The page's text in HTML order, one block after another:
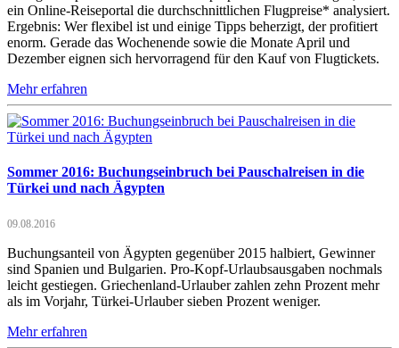
ein Online-Reiseportal die durchschnittlichen Flugpreise* analysiert.
Ergebnis: Wer flexibel ist und einige Tipps beherzigt, der profitiert
enorm. Gerade das Wochenende sowie die Monate April und
Dezember eignen sich hervorragend für den Kauf von Flugtickets.
Mehr erfahren
Sommer 2016: Buchungseinbruch bei Pauschalreisen in die
Türkei und nach Ägypten
09.08.2016
Buchungsanteil von Ägypten gegenüber 2015 halbiert, Gewinner
sind Spanien und Bulgarien. Pro-Kopf-Urlaubsausgaben nochmals
leicht gestiegen. Griechenland-Urlauber zahlen zehn Prozent mehr
als im Vorjahr, Türkei-Urlauber sieben Prozent weniger.
Mehr erfahren